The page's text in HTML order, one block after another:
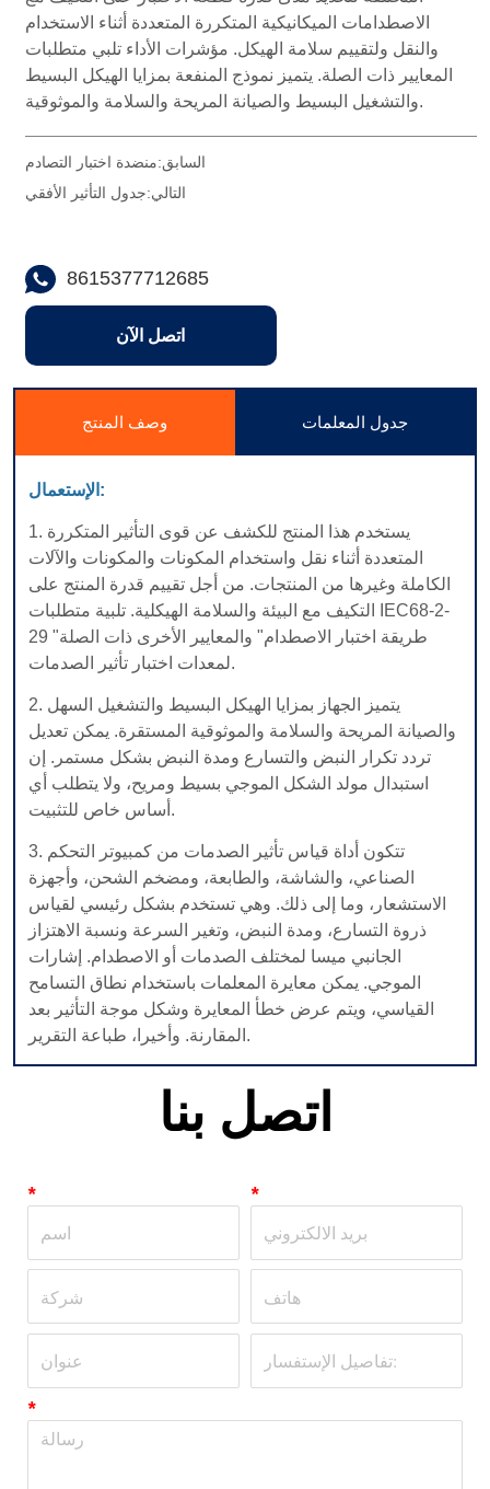
السابق:
التالي:
8615377712685
اتصل الآن
وصف المنتج جدول المعلمات
اتصل بنا
* *
*